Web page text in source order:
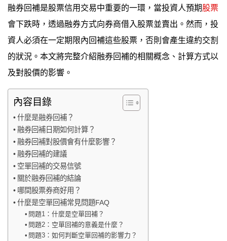
融券回補是股票信用交易中重要的一環，當投資人預期股票
會下跌時，透過融券方式向券商借入股票並賣出。然而，投
資人必須在一定期限內回補這些股票，否則會產生違約交割
的狀況。本文將完整介紹融券回補的相關概念、計算方式以
及對股價的影響。
內容目錄
什麼是融券回補？
融券回補日期如何計算？
融券回補對股價會有什麼影響？
融券回補的建議
空單回補的交易信號
關於融券回補的結論
哪間股票券商好用？
什麼是空單回補常見問題FAQ
問題1：什麼是空單回補？
問題2：空單回補的意義是什麼？
問題3：如何判斷空單回補的影響力？